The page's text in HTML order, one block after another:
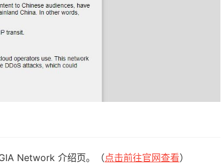
Network 介绍页。（点击前往官网查看）